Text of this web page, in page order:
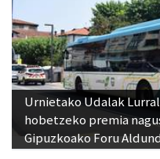
Urnietako Udalak
hobetzeko premia
Gipuzkoako Foru